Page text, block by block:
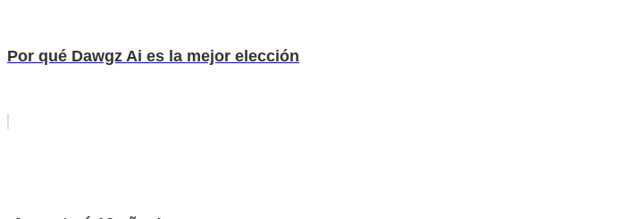
Por qué Dawgz Ai es la mejor elección